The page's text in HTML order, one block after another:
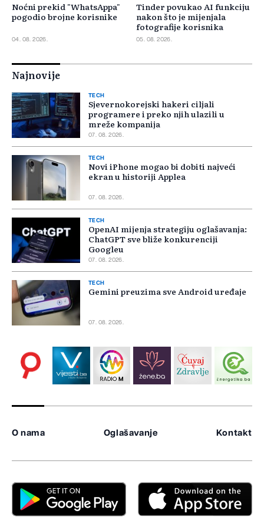
Noćni prekid "WhatsAppa"
pogodio brojne korisnike
04. 08. 2026.
Tinder povukao AI funkciju
nakon što je mijenjala
fotografije korisnika
05. 08. 2026.
Najnovije
TECH
Sjevernokorejski hakeri ciljali
programere i preko njih ulazili u
mreže kompanija
07. 08. 2026.
TECH
Novi iPhone mogao bi dobiti najveći
ekran u historiji Applea
07. 08. 2026.
TECH
OpenAI mijenja strategiju oglašavanja:
ChatGPT sve bliže konkurenciji
Googleu
07. 08. 2026.
TECH
Gemini preuzima sve Android uređaje
07. 08. 2026.
O nama Oglašavanje Kontakt